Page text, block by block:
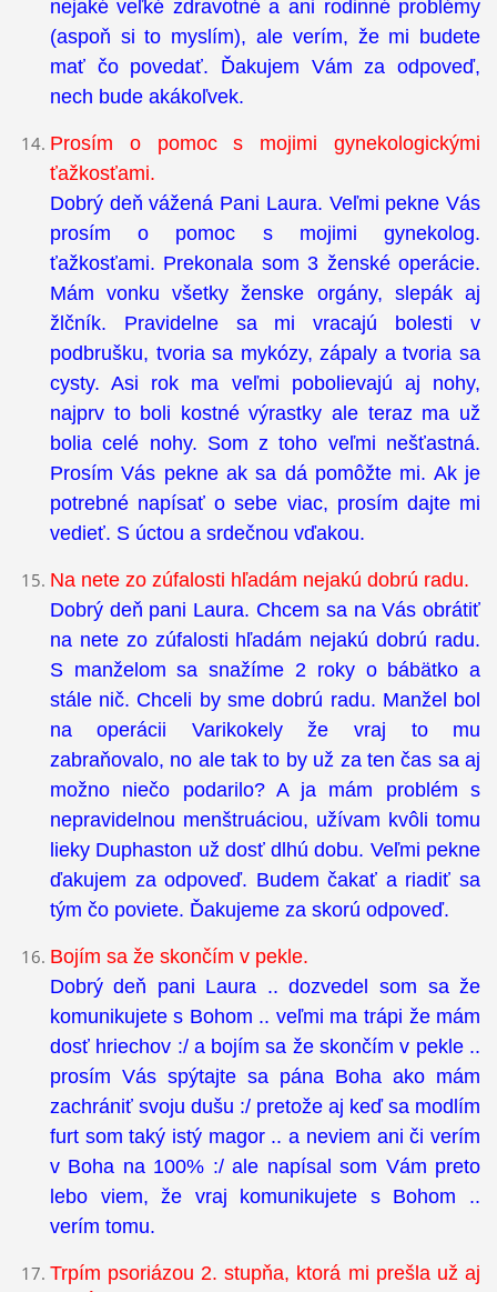
nejaké veľké zdravotné a ani rodinné problémy
(aspoň si to myslím), ale verím, že mi budete
mať čo povedať. Ďakujem Vám za odpoveď,
nech bude akákoľvek.
Prosím o pomoc s mojimi gynekologickými
ťažkosťami.
Dobrý deň vážená Pani Laura. Veľmi pekne Vás
prosím o pomoc s mojimi gynekolog.
ťažkosťami. Prekonala som 3 ženské operácie.
Mám vonku všetky ženske orgány, slepák aj
žlčník. Pravidelne sa mi vracajú bolesti v
podbrušku, tvoria sa mykózy, zápaly a tvoria sa
cysty. Asi rok ma veľmi pobolievajú aj nohy,
najprv to boli kostné výrastky ale teraz ma už
bolia celé nohy. Som z toho veľmi nešťastná.
Prosím Vás pekne ak sa dá pomôžte mi. Ak je
potrebné napísať o sebe viac, prosím dajte mi
vedieť. S úctou a srdečnou vďakou.
Na nete zo zúfalosti hľadám nejakú dobrú radu.
Dobrý deň pani Laura. Chcem sa na Vás obrátiť
na nete zo zúfalosti hľadám nejakú dobrú radu.
S manželom sa snažíme 2 roky o bábätko a
stále nič. Chceli by sme dobrú radu. Manžel bol
na operácii Varikokely že vraj to mu
zabraňovalo, no ale tak to by už za ten čas sa aj
možno niečo podarilo? A ja mám problém s
nepravidelnou menštruáciou, užívam kvôli tomu
lieky Duphaston už dosť dlhú dobu. Veľmi pekne
ďakujem za odpoveď. Budem čakať a riadiť sa
tým čo poviete. Ďakujeme za skorú odpoveď.
Bojím sa že skončím v pekle.
Dobrý deň pani Laura .. dozvedel som sa že
komunikujete s Bohom .. veľmi ma trápi že mám
dosť hriechov :/ a bojím sa že skončím v pekle ..
prosím Vás spýtajte sa pána Boha ako mám
zachrániť svoju dušu :/ pretože aj keď sa modlím
furt som taký istý magor .. a neviem ani či verím
v Boha na 100% :/ ale napísal som Vám preto
lebo viem, že vraj komunikujete s Bohom ..
verím tomu.
Trpím psoriázou 2. stupňa, ktorá mi prešla už aj